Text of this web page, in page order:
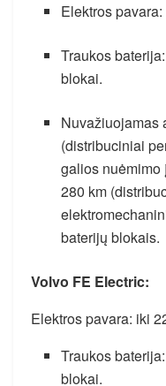
Elektros
Traukos
blokai.
Nuvažiuojamas
(distribuciniai
galios nuėmimo
280 km
baterijų blokais.
Volvo FE Electric:
Elektros pavara: iki
Traukos
blokai.